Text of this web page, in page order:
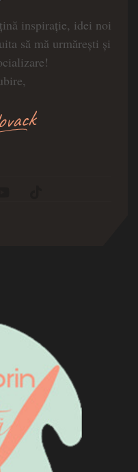
inspirație, idei noi
să mă urmărești și